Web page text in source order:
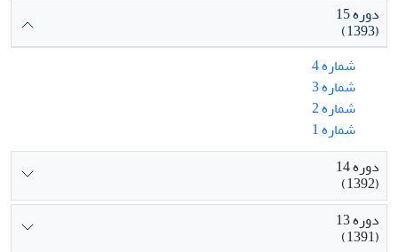
دوره 15
(1393)
شماره 4
شماره 3
شماره 2
شماره 1
دوره 14
(1392)
دوره 13
(1391)